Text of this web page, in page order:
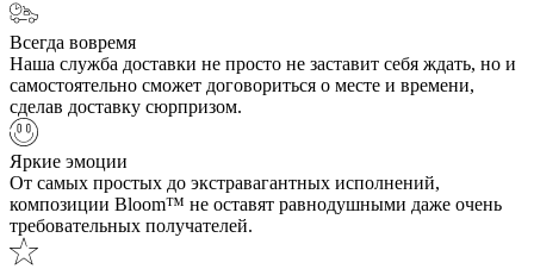
Всегда вовремя
Наша служба доставки не просто не заставит себя ждать, но и
самостоятельно сможет договориться о месте и времени,
сделав доставку сюрпризом.
Яркие эмоции
От самых простых до экстравагантных исполнений,
композиции Bloom™ не оставят равнодушными даже очень
требовательных получателей.